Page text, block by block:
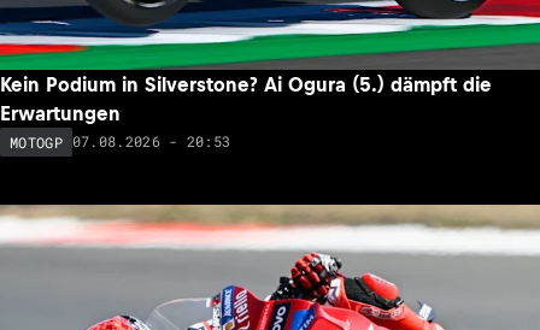
Kein Podium in Silverstone? Ai Ogura (5.) dämpft die
Erwartungen
MOTOGP 07.08.2026 - 20:53